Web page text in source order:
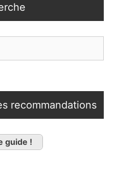
recommandations
guide !